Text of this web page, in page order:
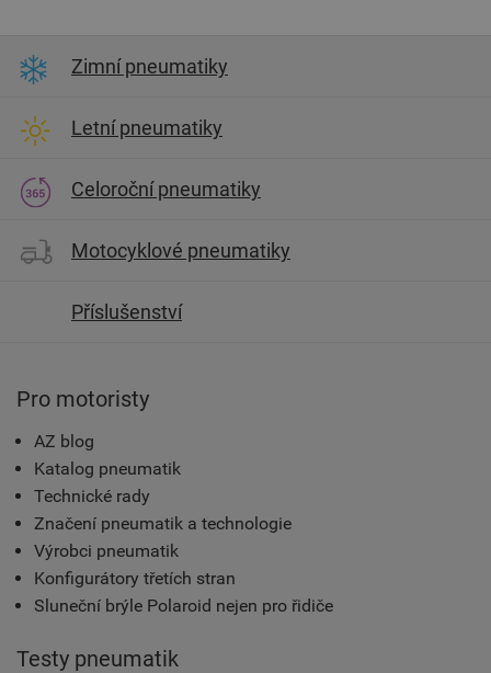
Zimní pneumatiky
Letní pneumatiky
Celoroční pneumatiky
Motocyklové pneumatiky
Příslušenství
Pro motoristy
AZ blog
Katalog pneumatik
Technické rady
Značení pneumatik a technologie
Výrobci pneumatik
Konfigurátory třetích stran
Sluneční brýle Polaroid nejen pro řidiče
Testy pneumatik